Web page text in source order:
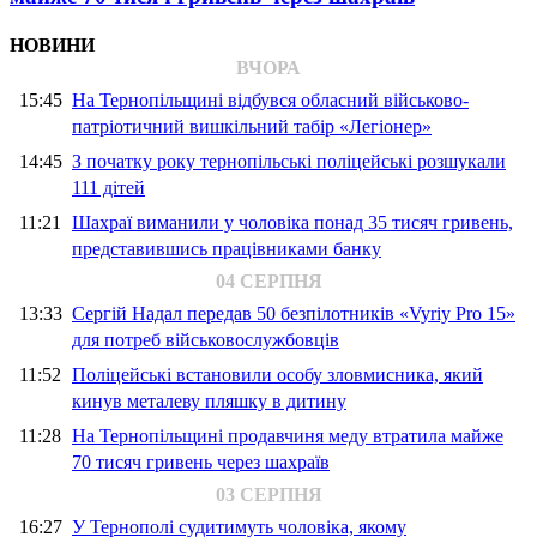
НОВИНИ
ВЧОРА
15:45 На Тернопільщині відбувся обласний військово-
патріотичний вишкільний табір «Легіонер»
14:45 З початку року тернопільські поліцейські розшукали
111 дітей
11:21 Шахраї виманили у чоловіка понад 35 тисяч гривень,
представившись працівниками банку
04 СЕРПНЯ
13:33 Сергій Надал передав 50 безпілотників «Vyriy Pro 15»
для потреб військовослужбовців
11:52 Поліцейські встановили особу зловмисника, який
кинув металеву пляшку в дитину
11:28 На Тернопільщині продавчиня меду втратила майже
70 тисяч гривень через шахраїв
03 СЕРПНЯ
16:27 У Тернополі судитимуть чоловіка, якому